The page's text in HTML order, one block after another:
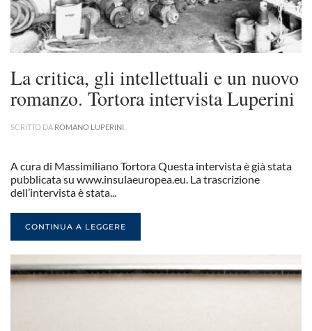
La critica, gli intellettuali e un nuovo
romanzo. Tortora intervista Luperini
SCRITTO DA ROMANO LUPERINI
A cura di Massimiliano Tortora Questa intervista è già stata
pubblicata su www.insulaeuropea.eu. La trascrizione
dell’intervista è stata...
CONTINUA A LEGGERE